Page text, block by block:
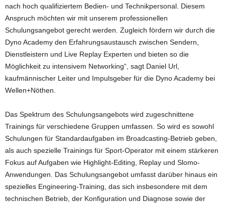
nach hoch qualifiziertem Bedien- und Technikpersonal. Diesem
Anspruch möchten wir mit unserem professionellen
Schulungsangebot gerecht werden. Zugleich fördern wir durch die
Dyno Academy den Erfahrungsaustausch zwischen Sendern,
Dienstleistern und Live Replay Experten und bieten so die
Möglichkeit zu intensivem Networking“, sagt Daniel Url,
kaufmännischer Leiter und Impulsgeber für die Dyno Academy bei
Wellen+Nöthen.
Das Spektrum des Schulungsangebots wird zugeschnittene
Trainings für verschiedene Gruppen umfassen. So wird es sowohl
Schulungen für Standardaufgaben im Broadcasting-Betrieb geben,
als auch spezielle Trainings für Sport-Operator mit einem stärkeren
Fokus auf Aufgaben wie Highlight-Editing, Replay und Slomo-
Anwendungen. Das Schulungsangebot umfasst darüber hinaus ein
spezielles Engineering-Training, das sich insbesondere mit dem
technischen Betrieb, der Konfiguration und Diagnose sowie der